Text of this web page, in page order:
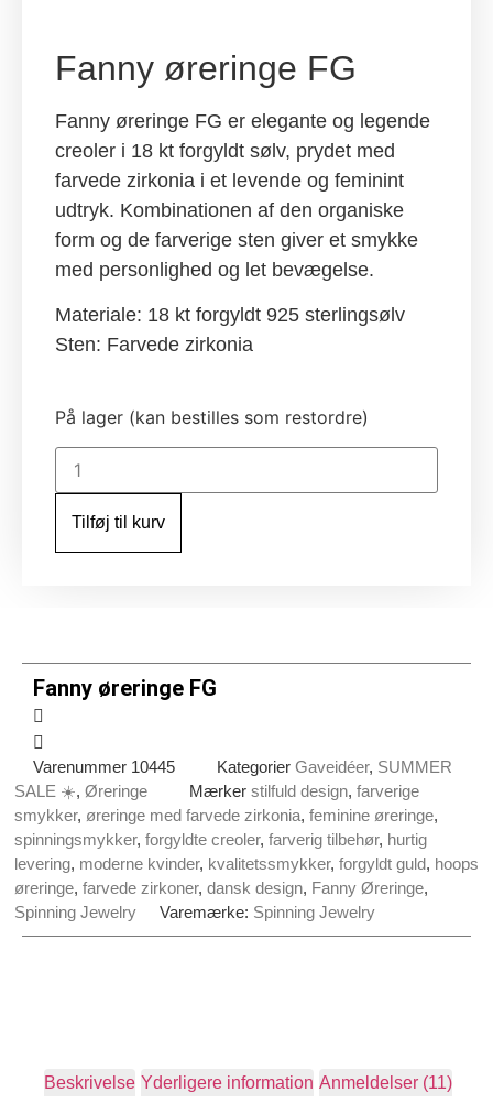
Fanny øreringe FG
Fanny øreringe FG er elegante og legende
creoler i 18 kt forgyldt sølv, prydet med
farvede zirkonia i et levende og feminint
udtryk. Kombinationen af den organiske
form og de farverige sten giver et smykke
med personlighed og let bevægelse.
Materiale: 18 kt forgyldt 925 sterlingsølv
Sten: Farvede zirkonia
På lager (kan bestilles som restordre)
Fanny
øreringe
FG
Tilføj til kurv
Fanny øreringe FG
Varenummer 10445 Kategorier Gaveidéer, SUMMER
SALE ☀️, Øreringe Mærker stilfuld design, farverige
smykker, øreringe med farvede zirkonia, feminine øreringe,
spinningsmykker, forgyldte creoler, farverig tilbehør, hurtig
levering, moderne kvinder, kvalitetssmykker, forgyldt guld, hoops
øreringe, farvede zirkoner, dansk design, Fanny Øreringe,
Spinning Jewelry
Varemærke: Spinning Jewelry
Beskrivelse Yderligere information Anmeldelser (11)